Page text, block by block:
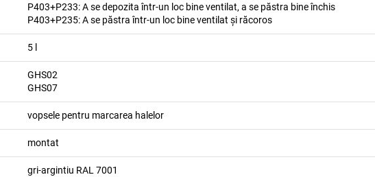
P403+P233: A se depozita într-un loc bine ventilat, a se păstra bine închis
P403+P235: A se păstra într-un loc bine ventilat și răcoros
5
GHS02
GHS07
vopsele pentru marcarea halelor
montat
gri-argintiu RAL 7001